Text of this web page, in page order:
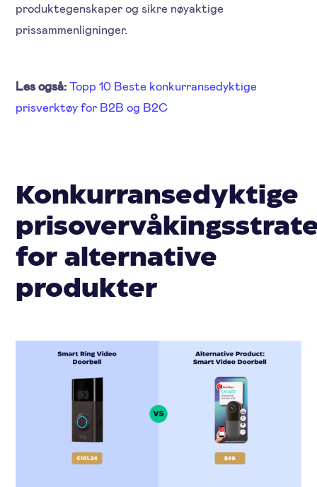
produktegenskaper og sikre nøyaktige
prissammenligninger.
Les også: Topp 10 Beste konkurransedyktige
prisverktøy for B2B og B2C
Konkurransedyktige
for alternative
produkter